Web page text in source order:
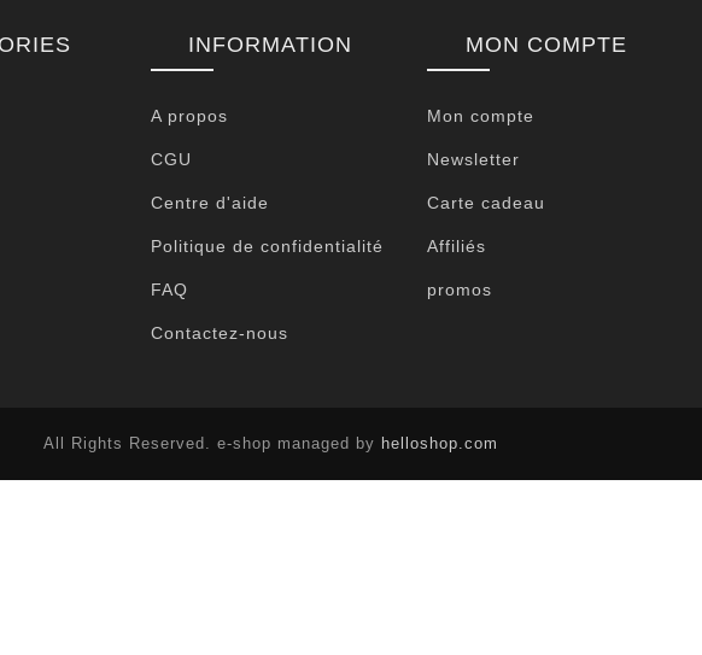
INFORMATION
A propos
CGU
Centre d'aide
Politique de confidentialité
FAQ
Contactez-nous
MON COMPTE
Mon compte
Newsletter
Carte cadeau
Affiliés
promos
All Rights Reserved. e-shop managed by helloshop.com